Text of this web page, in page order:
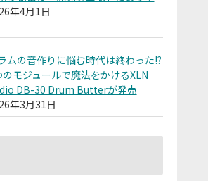
年4月1日
ムの音作りに悩む時代は終わった!?
モジュールで魔法をかけるXLN
DB-30 Drum Butterが発売
年3月31日